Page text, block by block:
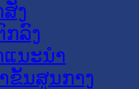
ງ
ກລົງ
ແນະນໍາ
ຂັ້ນສູນກາງ